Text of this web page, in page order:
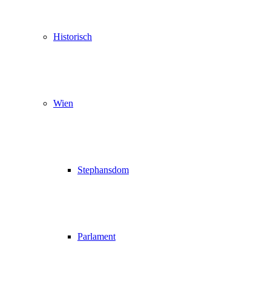
Historisch
Wien
Stephansdom
Parlament